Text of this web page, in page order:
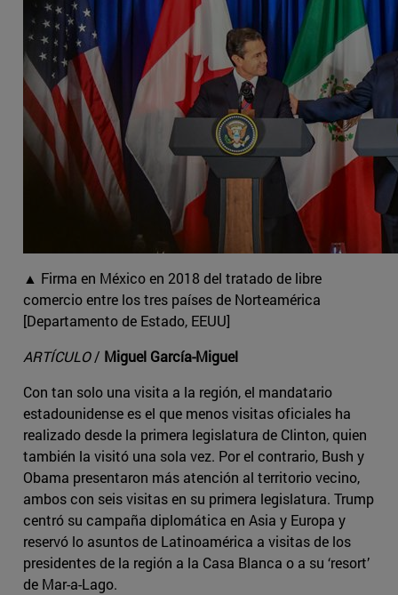
▲ Firma en México en 2018 del tratado de libre
comercio entre los tres países de Norteamérica
[Departamento de Estado, EEUU]
ARTÍCULO/ Miguel García-Miguel
Con tan solo una visita a la región, el mandatario
estadounidense es el que menos visitas oficiales ha
realizado desde la primera legislatura de Clinton, quien
también la visitó una sola vez. Por el contrario, Bush y
Obama presentaron más atención al territorio vecino,
ambos con seis visitas en su primera legislatura. Trump
centró su campaña diplomática en Asia y Europa y
reservó lo asuntos de Latinoamérica a visitas de los
presidentes de la región a la Casa Blanca o a su ‘resort’
de Mar-a-Lago.